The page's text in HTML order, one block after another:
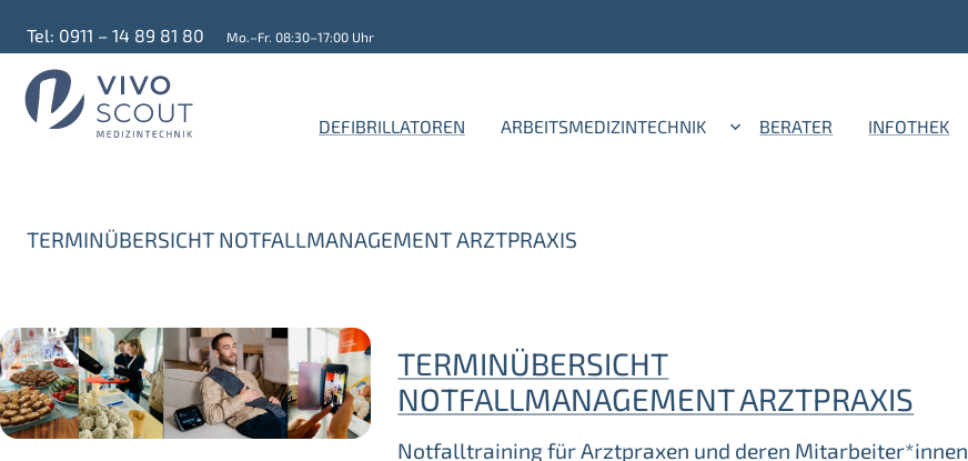
Tel: 0911 – 14 89 81 80 Mo.–Fr. 08:30–17:00 Uhr
DEFIBRILLATOREN ARBEITSMEDIZINTECHNIK BERATER INFOTHEK
TERMINÜBERSICHT NOTFALLMANAGEMENT ARZTPRAXIS
TERMINÜBERSICHT
NOTFALLMANAGEMENT ARZTPRAXIS
Notfalltraining für Arztpraxen und deren Mitarbeiter*innen